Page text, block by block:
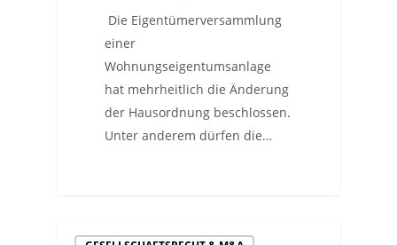
Die Eigentümerversammlung
einer
Wohnungseigentumsanlage
hat mehrheitlich die Änderung
der Hausordnung beschlossen.
Unter anderem dürfen die…